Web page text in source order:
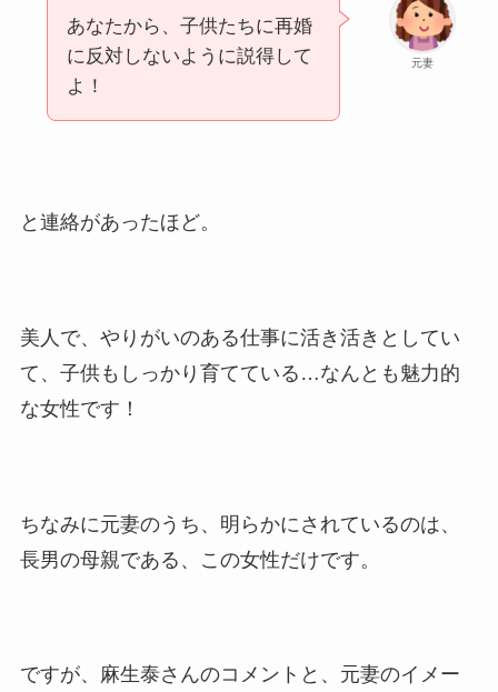
元妻
あなたから、子供たちに再婚
に反対しないように説得して
よ！
と連絡があったほど。
美人で、やりがいのある仕事に活き活きとしてい
て、子供もしっかり育てている…なんとも魅力的
な女性です！
ちなみに元妻のうち、明らかにされているのは、
長男の母親である、この女性だけです。
ですが、麻生泰さんのコメントと、元妻のイメー